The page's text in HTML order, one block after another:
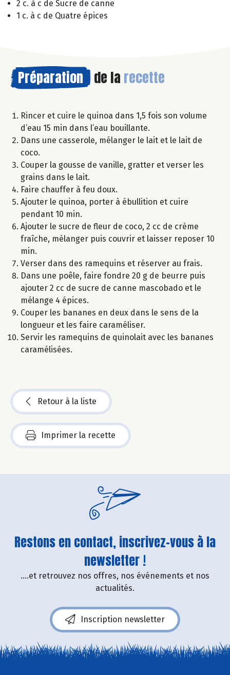
2 c. à c de Sucre de canne
1 c. à c de Quatre épices
Préparation de la recette
Rincer et cuire le quinoa dans 1,5 fois son volume
d’eau 15 min dans l’eau bouillante.
Dans une casserole, mélanger le lait et le lait de
coco.
Couper la gousse de vanille, gratter et verser les
grains dans le lait.
Faire chauffer à feu doux.
Ajouter le quinoa, porter à ébullition et cuire
pendant 10 min.
Ajouter le sucre de fleur de coco, 2 cc de crème
fraîche, mélanger puis couvrir et laisser reposer 10
min.
Verser dans des ramequins et réserver au frais.
Dans une poêle, faire fondre 20 g de beurre puis
ajouter 2 cc de sucre de canne mascobado et le
mélange 4 épices.
Couper les bananes en deux dans le sens de la
longueur et les faire caraméliser.
Servir les ramequins de quinolait avec les bananes
caramélisées.
Retour à la liste
Imprimer la recette
Restons en contact, inscrivez-vous à la
newsletter !
....et retrouvez nos offres, nos événements et nos
actualités.
Inscription newsletter